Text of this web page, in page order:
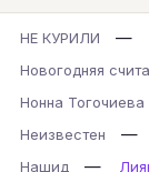
НЕ КУРИЛИ —
Новогодняя
Нонна Тогочиева
Неизвестен
—
Нашид
—